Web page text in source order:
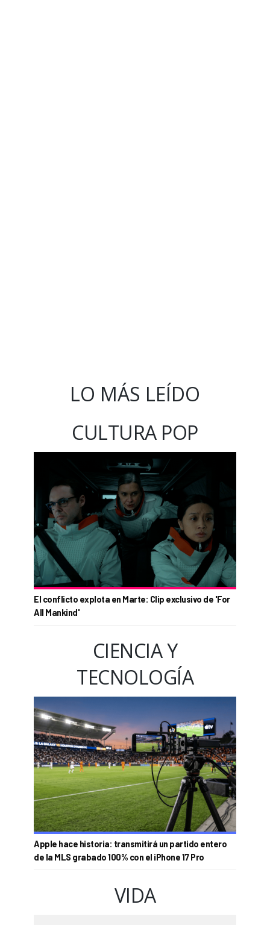
LO MÁS LEÍDO
CULTURA POP
El conflicto explota en Marte: Clip exclusivo de 'For
All Mankind'
CIENCIA Y
TECNOLOGÍA
Apple hace historia: transmitirá un partido entero
de la MLS grabado 100% con el iPhone 17 Pro
VIDA